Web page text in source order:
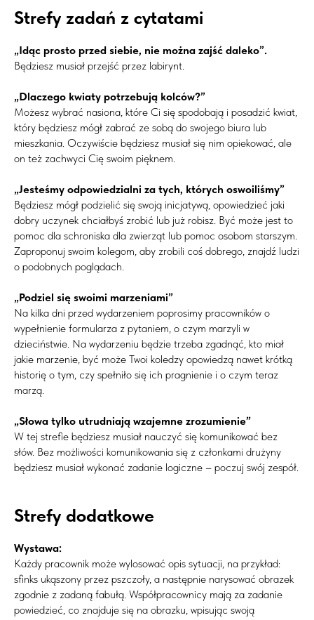
Strefy zadań z cytatami
„Idąc prosto przed siebie, nie można zajść daleko”.
Będziesz musiał przejść przez labirynt.
„Dlaczego kwiaty potrzebują kolców?”
Możesz wybrać nasiona, które Ci się spodobają i posadzić kwiat,
który będziesz mógł zabrać ze sobą do swojego biura lub
mieszkania. Oczywiście będziesz musiał się nim opiekować, ale
on też zachwyci Cię swoim pięknem.
„Jesteśmy odpowiedzialni za tych, których oswoiliśmy”
Będziesz mógł podzielić się swoją inicjatywą, opowiedzieć jaki
dobry uczynek chciałbyś zrobić lub już robisz. Być może jest to
pomoc dla schroniska dla zwierząt lub pomoc osobom starszym.
Zaproponuj swoim kolegom, aby zrobili coś dobrego, znajdź ludzi
o podobnych poglądach.
„Podziel się swoimi marzeniami”
Na kilka dni przed wydarzeniem poprosimy pracowników o
wypełnienie formularza z pytaniem, o czym marzyli w
dzieciństwie. Na wydarzeniu będzie trzeba zgadnąć, kto miał
jakie marzenie, być może Twoi koledzy opowiedzą nawet krótką
historię o tym, czy spełniło się ich pragnienie i o czym teraz
marzą.
„Słowa tylko utrudniają wzajemne zrozumienie”
W tej strefie będziesz musiał nauczyć się komunikować bez
słów. Bez możliwości komunikowania się z członkami drużyny
będziesz musiał wykonać zadanie logiczne – poczuj swój zespół.
Strefy dodatkowe
Wystawa:
Każdy pracownik może wylosować opis sytuacji, na przykład:
sfinks ukąszony przez pszczoły, a następnie narysować obrazek
zgodnie z zadaną fabułą. Współpracownicy mają za zadanie
powiedzieć, co znajduje się na obrazku, wpisując swoją